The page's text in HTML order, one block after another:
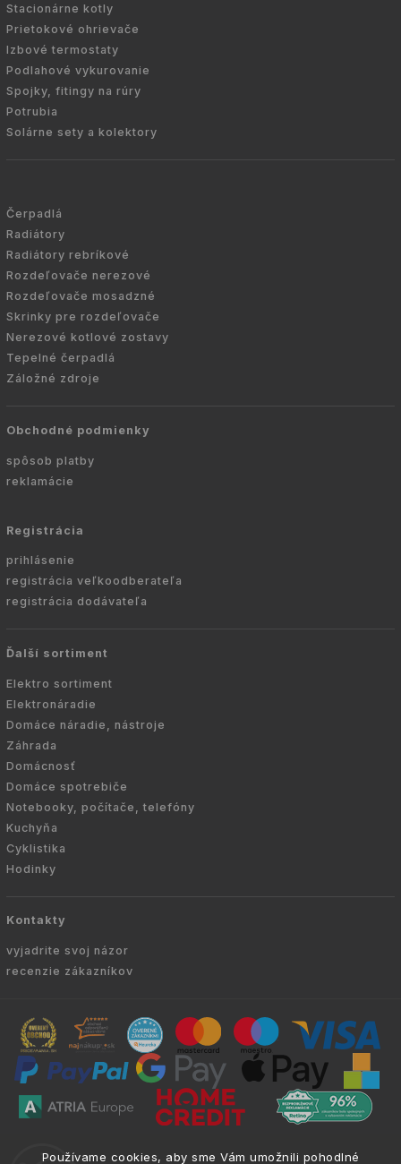
Používame cookies, aby sme Vám umožnili pohodlné
Stacionárne kotly
Prietokové ohrievače
Izbové termostaty
Podlahové vykurovanie
Spojky, fitingy na rúry
Potrubia
Solárne sety a kolektory
Čerpadlá
Radiátory
Radiátory rebríkové
Rozdeľovače nerezové
Rozdeľovače mosadzné
Skrinky pre rozdeľovače
Nerezové kotlové zostavy
Tepelné čerpadlá
Záložné zdroje
Obchodné podmienky
spôsob platby
reklamácie
Registrácia
prihlásenie
registrácia veľkoodberateľa
registrácia dodávateľa
Ďalší sortiment
Elektro sortiment
Elektronáradie
Domáce náradie, nástroje
Záhrada
Domácnosť
Domáce spotrebiče
Notebooky, počítače, telefóny
Kuchyňa
Cyklistika
Hodinky
Kontakty
vyjadrite svoj názor
recenzie zákazníkov